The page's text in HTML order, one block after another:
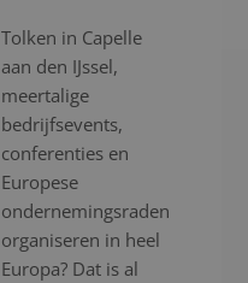
Tolken in Capelle
aan den IJssel,
meertalige
bedrijfsevents,
conferenties en
Europese
ondernemingsraden
organiseren in heel
Europa? Dat is al